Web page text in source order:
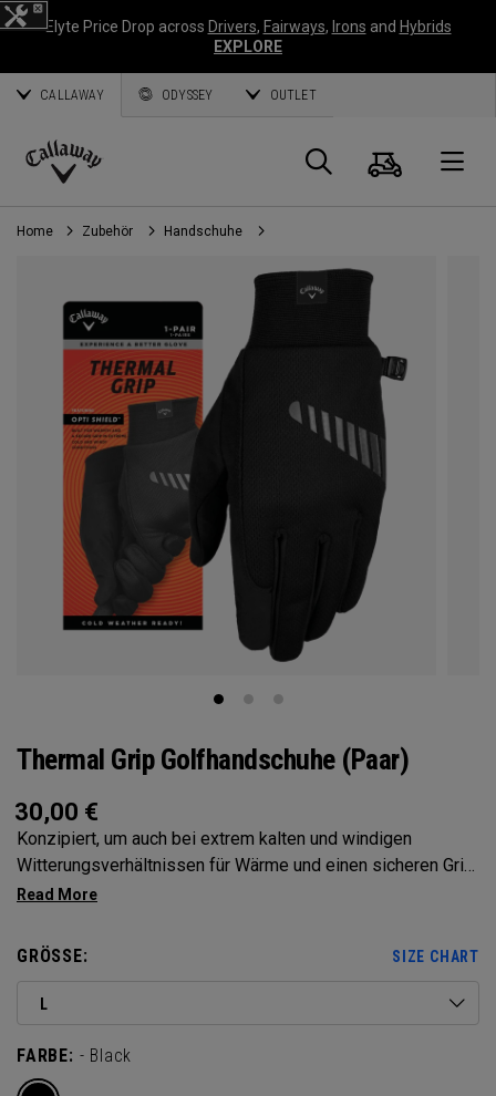
Elyte Price Drop across Drivers, Fairways, Irons and Hybrids
EXPLORE
CALLAWAY ODYSSEY OUTLET
Callaway
Golf
Suche
Home Zubehör Handschuhe
Thermal Grip Golfhandschuhe (Paar)
30,00 €
Konzipiert, um auch bei extrem kalten und windigen
Witterungsverhältnissen für Wärme und einen sicheren Griff
zu sorgen. Nur als Paar erhältlich
GRÖSSE: SIZE CHART
L
FARBE: - Black